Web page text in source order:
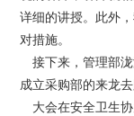
详细的讲授。此外
对措施。
接下来，管理部泷
成立采购部的来龙
大会在安全卫生